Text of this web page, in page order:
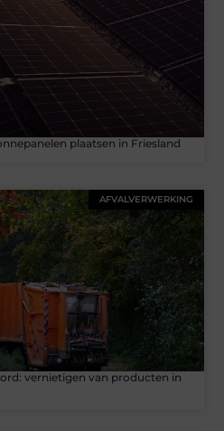
plaatsen in Friesland
AFVALVERWERKING
vernietigen van producten in